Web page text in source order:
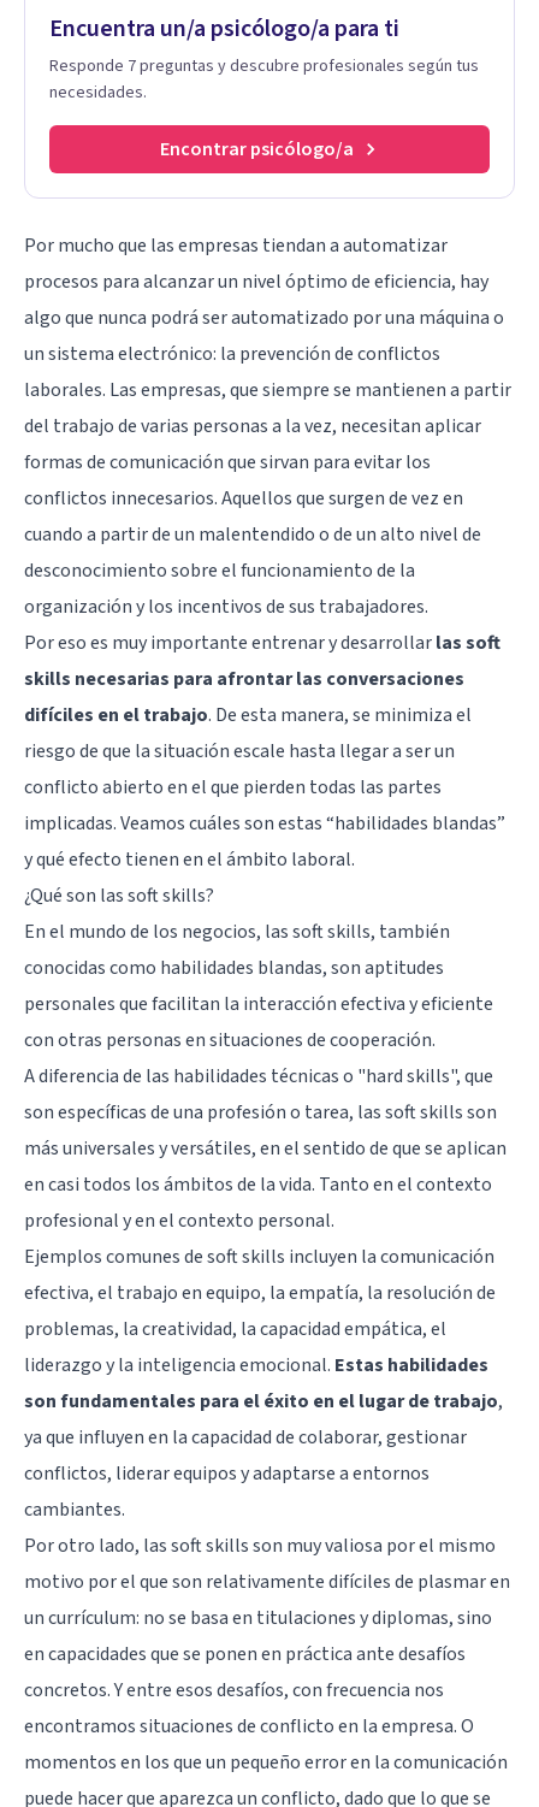
Encuentra un/a psicólogo/a para ti
Responde 7 preguntas y descubre profesionales según tus
necesidades.
Encontrar psicólogo/a
Por mucho que las empresas tiendan a automatizar
procesos para alcanzar un nivel óptimo de eficiencia, hay
algo que nunca podrá ser automatizado por una máquina o
un sistema electrónico: la prevención de conflictos
laborales. Las empresas, que siempre se mantienen a partir
del trabajo de varias personas a la vez, necesitan aplicar
formas de comunicación que sirvan para evitar los
conflictos innecesarios. Aquellos que surgen de vez en
cuando a partir de un malentendido o de un alto nivel de
desconocimiento sobre el funcionamiento de la
organización y los incentivos de sus trabajadores.
Por eso es muy importante entrenar y desarrollarlas soft
skills necesarias para afrontar las conversaciones
difíciles en el trabajo. De esta manera, se minimiza el
riesgo de que la situación escale hasta llegar a ser un
conflicto abierto en el que pierden todas las partes
implicadas. Veamos cuáles son estas “habilidades blandas”
y qué efecto tienen en el ámbito laboral.
¿Qué son las soft skills?
En el mundo de los negocios, las soft skills, también
conocidas como habilidades blandas, son aptitudes
personales que facilitan la interacción efectiva y eficiente
con otras personas en situaciones de cooperación.
A diferencia de las habilidades técnicas o "hard skills", que
son específicas de una profesión o tarea, las soft skills son
más universales y versátiles, en el sentido de que se aplican
en casi todos los ámbitos de la vida. Tanto en el contexto
profesional y en el contexto personal.
Ejemplos comunes de soft skills incluyen la comunicación
efectiva, el trabajo en equipo, la empatía, la resolución de
problemas, la creatividad, la capacidad empática, el
liderazgo y la inteligencia emocional. Estas habilidades
son fundamentales para el éxito en el lugar de trabajo,
ya que influyen en la capacidad de colaborar, gestionar
conflictos, liderar equipos y adaptarse a entornos
cambiantes.
Por otro lado, las soft skills son muy valiosa por el mismo
motivo por el que son relativamente difíciles de plasmar en
un currículum: no se basa en titulaciones y diplomas, sino
en capacidades que se ponen en práctica ante desafíos
concretos. Y entre esos desafíos, con frecuencia nos
encontramos situaciones de conflicto en la empresa. O
momentos en los que un pequeño error en la comunicación
puede hacer que aparezca un conflicto, dado que lo que se